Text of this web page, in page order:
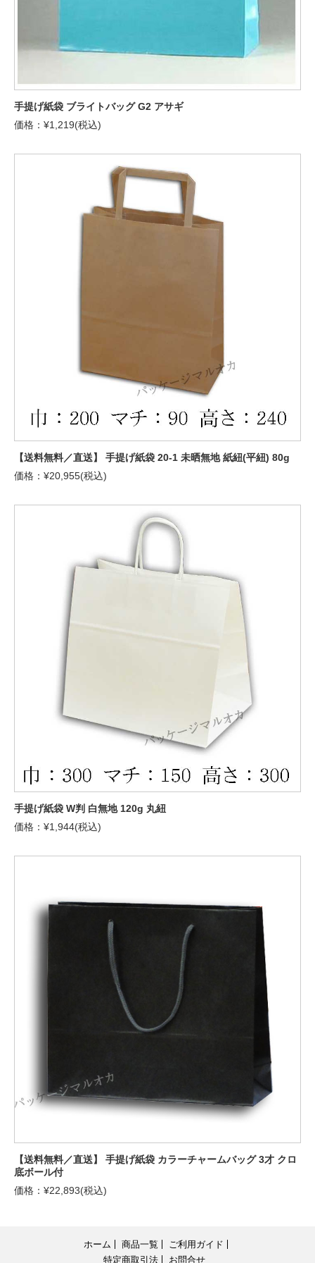
手提げ紙袋 ブライトバッグ G2 アサギ
価格：¥1,219(税込)
【送料無料／直送】 手提げ紙袋 20-1 未晒無地 紙紐(平紐) 80g
価格：¥20,955(税込)
手提げ紙袋 W判 白無地 120g 丸紐
価格：¥1,944(税込)
【送料無料／直送】 手提げ紙袋 カラーチャームバッグ 3才 クロ
底ボール付
価格：¥22,893(税込)
ホーム 商品一覧
ご利用ガイド
特定商取引法
お問合せ